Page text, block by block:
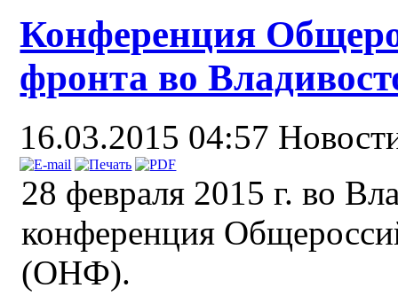
Конференция
фронта во
16.03.2015 04:57
28 февраля 2015 г. во
конференция
(ОНФ).